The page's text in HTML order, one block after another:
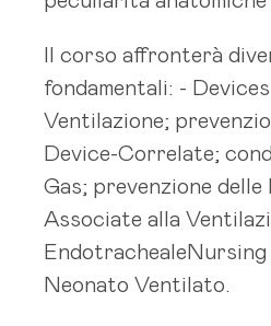
Il corso affronterà
fondamentali: -
Ventilazione;
Device-Correlate;
Gas; prevenzione delle
Associate alla
EndotrachealeNursing
Neonato Ventilato.